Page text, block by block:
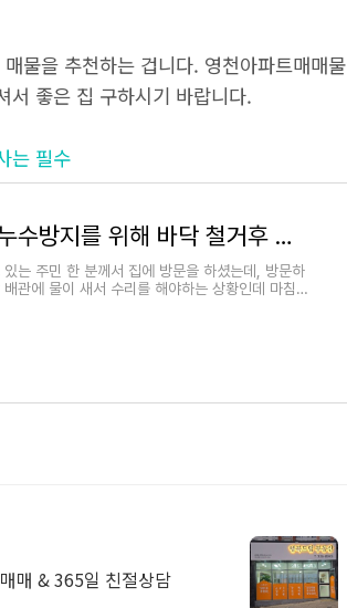
물을 추천하는 겁니다. 영천아파트매매물
서 좋은 집 구하시기 바랍니다.
는 필수
노후주택리모델링 : 누수방지를 위해 바닥 철거후 배관 공사는 필수
는 주민 한 분께서 집에 방문을 하셨는데, 방문하
관에 물이 새서 수리를 해야하는 상황인데 마침
매 & 365일 친절상담